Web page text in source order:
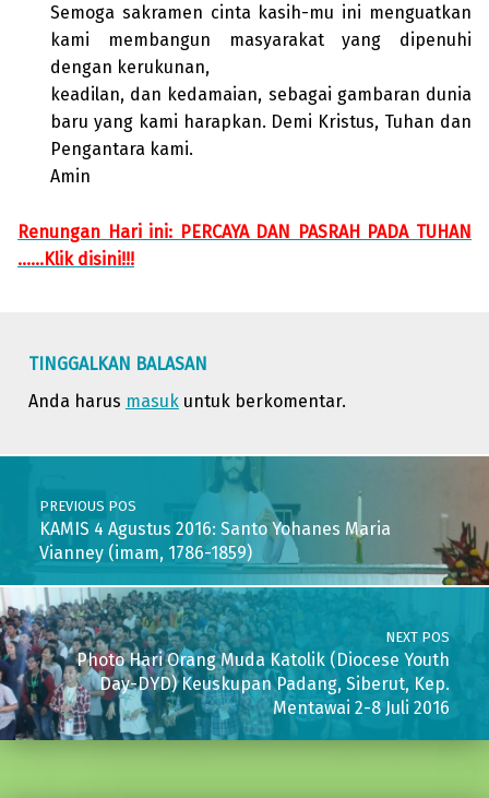
Semoga sakramen cinta kasih-mu ini menguatkan
kami membangun masyarakat yang dipenuhi
dengan kerukunan,
keadilan, dan kedamaian, sebagai gambaran dunia
baru yang kami harapkan. Demi Kristus, Tuhan dan
Pengantara kami.
Amin
Renungan Hari ini: PERCAYA DAN PASRAH PADA TUHAN
……Klik disini!!!
TINGGALKAN BALASAN
Anda harus masukuntuk berkomentar.
Post navigation
PREVIOUS POS
KAMIS 4 Agustus 2016: Santo Yohanes Maria
Vianney (imam, 1786-1859)
NEXT POS
Photo Hari Orang Muda Katolik (Diocese Youth
Day-DYD) Keuskupan Padang, Siberut, Kep.
Mentawai 2-8 Juli 2016